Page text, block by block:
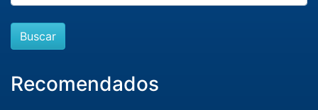
Buscar
Recomendados